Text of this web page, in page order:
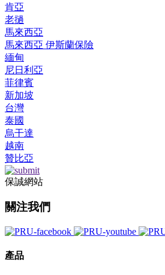
肯亞
老撾
馬來西亞
馬來西亞 伊斯蘭保險
緬甸
尼日利亞
菲律賓
新加坡
台灣
泰國
烏干達
越南
贊比亞
保誠網站
關注我們
產品